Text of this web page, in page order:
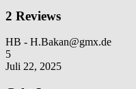
2 Reviews
HB - H.Bakan@gmx.de
5
Juli 22, 2025